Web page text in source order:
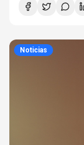
Noticias